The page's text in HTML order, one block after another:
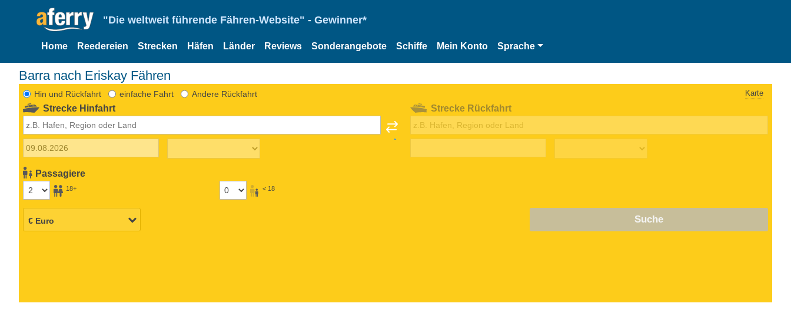
"Die weltweit führende Fähren-Website" - Gewinner*
Home Reedereien Strecken Häfen Länder Reviews Sonderangebote Schiffe Mein Konto Sprache
Barra nach Eriskay Fähren
Hin und Rückfahrt einfache Fahrt Andere Rückfahrt Karte
Strecke Hinfahrt
Passagiere
18+ < 18
Strecke Rückfahrt
Suche